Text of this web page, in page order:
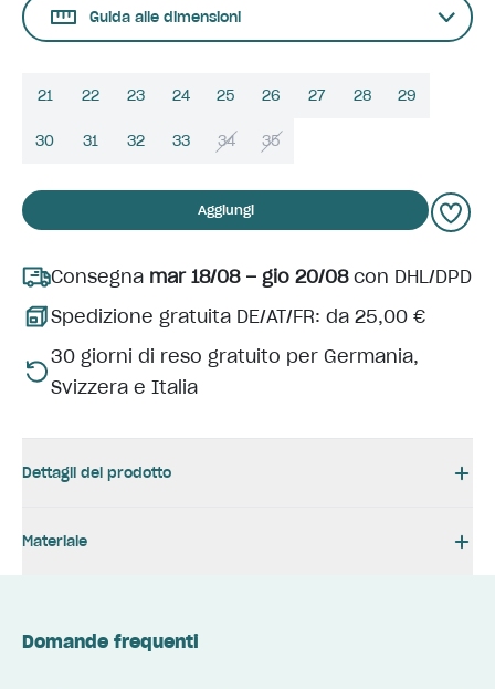
Guida alle dimensioni
21 22 23 24 25 26 27 28 29
30 31 32 33 34 35
Aggiungi
Consegna mar 18/08 – gio 20/08con DHL/DPD
Spedizione gratuita DE/AT/FR: da 25,00 €
30 giorni di reso gratuito per Germania,
Svizzera e Italia
Dettagli del prodotto
Materiale
Domande frequenti